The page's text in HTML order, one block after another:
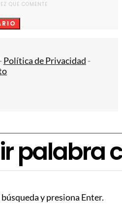
QUE COMENTE.
-Política de Privacidad -
y presiona Enter.